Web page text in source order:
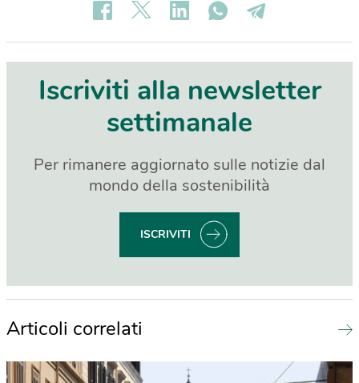
Iscriviti alla newsletter
settimanale
Per rimanere aggiornato sulle notizie dal
mondo della sostenibilità
ISCRIVITI
Articoli correlati